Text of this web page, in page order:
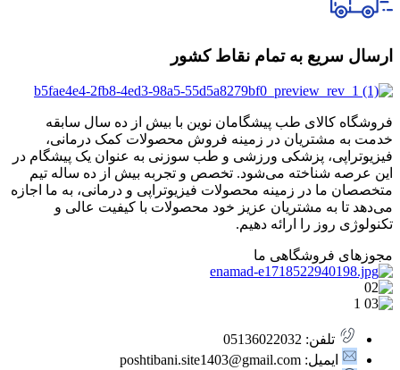
ارسال سریع به تمام نقاط کشور
فروشگاه کالای طب پیشگامان نوین با بیش از ده سال سابقه
خدمت به مشتریان در زمینه فروش محصولات کمک درمانی،
فیزیوتراپی، پزشکی ورزشی و طب سوزنی به عنوان یک پیشگام در
این عرصه شناخته می‌شود. تخصص و تجربه بیش از ده ساله تیم
متخصصان ما در زمینه محصولات فیزیوتراپی و درمانی، به ما اجازه
می‌دهد تا به مشتریان عزیز خود محصولات با کیفیت عالی و
تکنولوژی روز را ارائه دهیم.
مجوزهای فروشگاهی ما
تلفن: 05136022032
ایمیل: poshtibani.site1403@gmail.com